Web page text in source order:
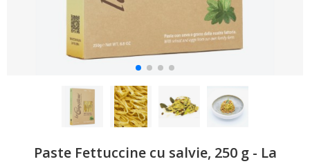
Paste Fettuccine cu salvie, 250 g - La